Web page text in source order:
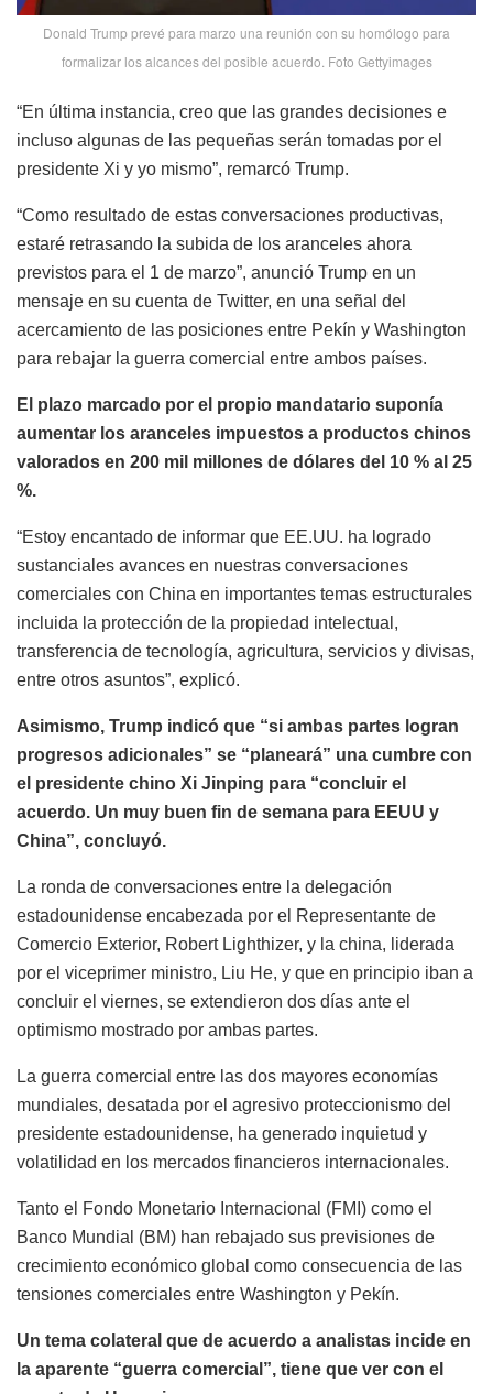
Donald Trump prevé para marzo una reunión con su homólogo para
formalizar los alcances del posible acuerdo. Foto Gettyimages
“En última instancia, creo que las grandes decisiones e
incluso algunas de las pequeñas serán tomadas por el
presidente Xi y yo mismo”, remarcó Trump.
“Como resultado de estas conversaciones productivas,
estaré retrasando la subida de los aranceles ahora
previstos para el 1 de marzo”, anunció Trump en un
mensaje en su cuenta de Twitter, en una señal del
acercamiento de las posiciones entre Pekín y Washington
para rebajar la guerra comercial entre ambos países.
El plazo marcado por el propio mandatario suponía
aumentar los aranceles impuestos a productos chinos
valorados en 200 mil millones de dólares del 10 % al 25
%.
“Estoy encantado de informar que EE.UU. ha logrado
sustanciales avances en nuestras conversaciones
comerciales con China en importantes temas estructurales
incluida la protección de la propiedad intelectual,
transferencia de tecnología, agricultura, servicios y divisas,
entre otros asuntos”, explicó.
Asimismo, Trump indicó que “si ambas partes logran
progresos adicionales” se “planeará” una cumbre con
el presidente chino Xi Jinping para “concluir el
acuerdo. Un muy buen fin de semana para EEUU y
China”, concluyó.
La ronda de conversaciones entre la delegación
estadounidense encabezada por el Representante de
Comercio Exterior, Robert Lighthizer, y la china, liderada
por el viceprimer ministro, Liu He, y que en principio iban a
concluir el viernes, se extendieron dos días ante el
optimismo mostrado por ambas partes.
La guerra comercial entre las dos mayores economías
mundiales, desatada por el agresivo proteccionismo del
presidente estadounidense, ha generado inquietud y
volatilidad en los mercados financieros internacionales.
Tanto el Fondo Monetario Internacional (FMI) como el
Banco Mundial (BM) han rebajado sus previsiones de
crecimiento económico global como consecuencia de las
tensiones comerciales entre Washington y Pekín.
Un tema colateral que de acuerdo a analistas incide en
la aparente “guerra comercial”, tiene que ver con el